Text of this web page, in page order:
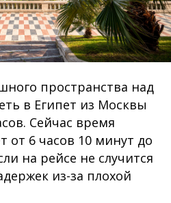
пространства над
в Египет из Москвы
Сейчас время
от 6 часов 10 минут до
на рейсе не случится
из-за плохой